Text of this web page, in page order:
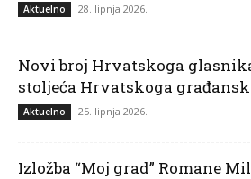
Aktuelno 28. lipnja 2026.
Novi broj Hrvatskoga
stoljeća Hrvatskoga
Aktuelno 25. lipnja 2026.
Izložba “Moj grad” Romane